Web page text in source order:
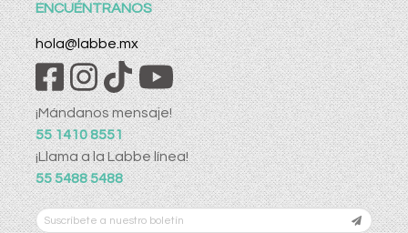
ENCUÉNTRANOS
hola@labbe.mx
¡Mándanos mensaje!
55 1410 8551
¡Llama a la Labbe línea!
55 5488 5488